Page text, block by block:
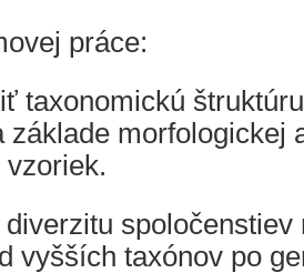
práce:
taxonomickú
základe morfologickej
spoločenstiev
vyšších taxónov po